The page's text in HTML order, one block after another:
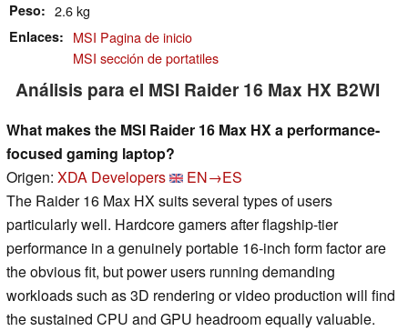
Peso 2.6 kg
Enlaces
MSI Pagina de inicio
MSI sección de portatiles
Análisis para el MSI Raider 16 Max HX B2WI
What makes the MSI Raider 16 Max HX a performance-
focused gaming laptop?
Origen: XDA Developers
EN→ES
The Raider 16 Max HX suits several types of users
particularly well. Hardcore gamers after flagship-tier
performance in a genuinely portable 16-inch form factor are
the obvious fit, but power users running demanding
workloads such as 3D rendering or video production will find
the sustained CPU and GPU headroom equally valuable.